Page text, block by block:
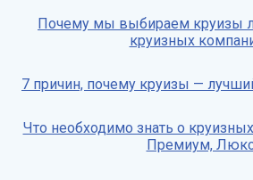
Почему мы выбираем круизы
круизных
7 причин, почему круизы —
Что необходимо знать о круизных
Премиум,